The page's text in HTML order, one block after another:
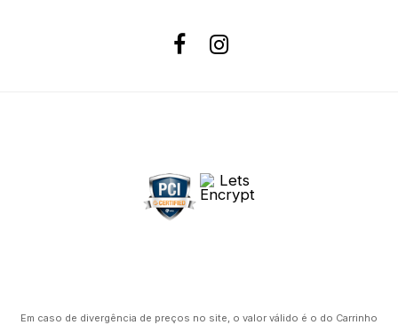
Em caso de divergência de preços no site, o valor válido é o do Carrinho